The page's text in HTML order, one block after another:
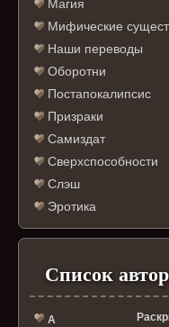
Магия
Мифические
Наши переводы
Оборотни
Постапокалипсис
Призраки
Самиздат
Сверхспособности
Слэш
Эротика
Список
А